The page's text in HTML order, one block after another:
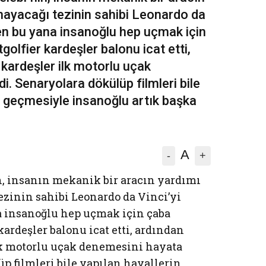
tezinin sahibi Leonardo da
bu yana insanoğlu hep uçmak için
kardeşler balonu icat etti,
ilk motorlu uçak
Senaryolara dökülüp filmleri bile
insanoğlu artık başka
- A +
insanın mekanik bir aracın yardımı
sahibi Leonardo da Vinci’yi
hep uçmak için çaba
balonu icat etti, ardından
motorlu uçak denemesini hayata
filmleri bile yapılan hayallerin